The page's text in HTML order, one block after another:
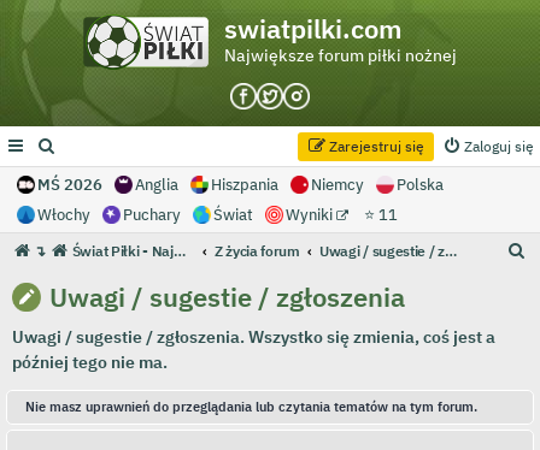
swiatpilki.com
Największe forum piłki nożnej
Zaloguj się
Zarejestruj się
MŚ 2026 Anglia Hiszpania Niemcy
Polska
Włochy
Puchary Świat Wyniki ⭐ 11
↴ Świat Piłki - Największe forum piłki nożnej Z życia forum Uwagi / sugestie / zgłoszenia
j
Uwagi / sugestie / zgłoszenia
Uwagi / sugestie / zgłoszenia. Wszystko się zmienia, coś jest a
później tego nie ma.
Nie masz uprawnień do przeglądania lub czytania tematów na tym forum.